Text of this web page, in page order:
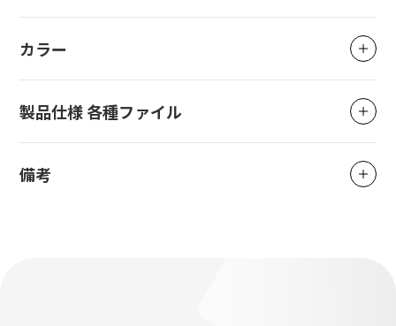
カラー
製品仕様 各種ファイル
備考